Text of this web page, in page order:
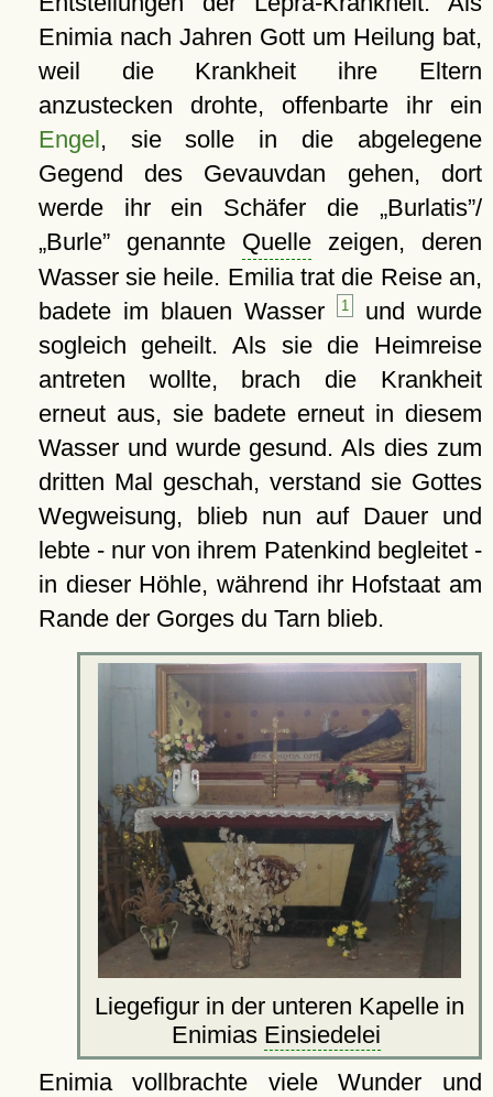
Enimia nach Jahren Gott um Heilung bat,
weil die Krankheit ihre Eltern
anzustecken drohte, offenbarte ihr ein
Engel , sie solle in die abgelegene
Gegend des Gevauvdan gehen, dort
werde ihr ein Schäfer die
Burlatis /
Burle genannte Quellezeigen, deren
Wasser sie heile. Emilia trat die Reise an,
badete im blauen Wasser
1 und wurde
sogleich geheilt. Als sie die Heimreise
antreten wollte, brach die Krankheit
erneut aus, sie badete erneut in diesem
Wasser und wurde gesund. Als dies zum
dritten Mal geschah, verstand sie Gottes
Wegweisung, blieb nun auf Dauer und
lebte - nur von ihrem Patenkind begleitet -
in dieser Höhle, während ihr Hofstaat am
Rande der Gorges du Tarn blieb.
Liegefigur in der unteren Kapelle in
Enimias Einsiedelei
Enimia vollbrachte viele Wunder und